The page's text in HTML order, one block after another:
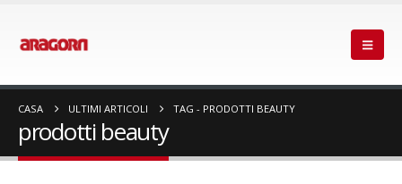
CASA ULTIMI ARTICOLI TAG - PRODOTTI BEAUTY
prodotti beauty